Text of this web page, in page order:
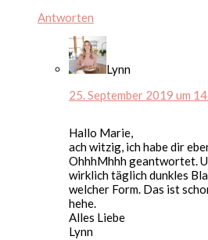
Antworten
Lynn
25. September 2019 um
Hallo Marie,
ach witzig, ich habe dir
OhhhMhhh geantwortet.
wirklich täglich dunkles
welcher Form. Das ist
hehe.
Alles Liebe
Lynn